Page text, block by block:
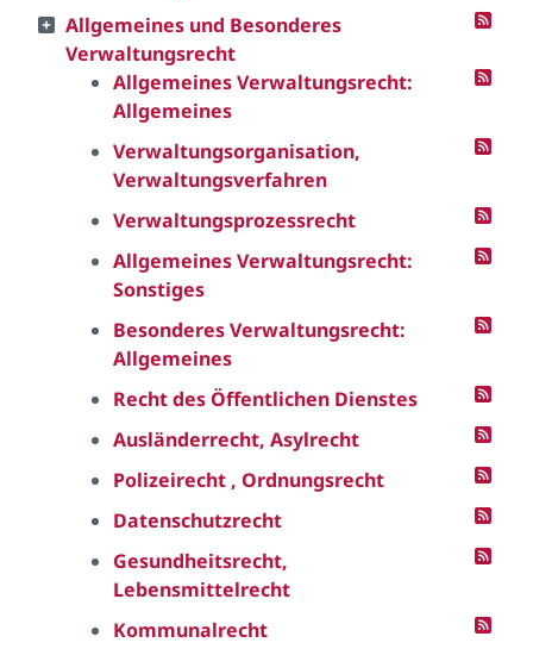
Allgemeines und Besonderes
Verwaltungsrecht
Allgemeines Verwaltungsrecht:
Allgemeines
Verwaltungsorganisation,
Verwaltungsverfahren
Verwaltungsprozessrecht
Allgemeines Verwaltungsrecht:
Sonstiges
Besonderes Verwaltungsrecht:
Allgemeines
Recht des Öffentlichen Dienstes
Ausländerrecht, Asylrecht
Polizeirecht , Ordnungsrecht
Datenschutzrecht
Gesundheitsrecht,
Lebensmittelrecht
Kommunalrecht